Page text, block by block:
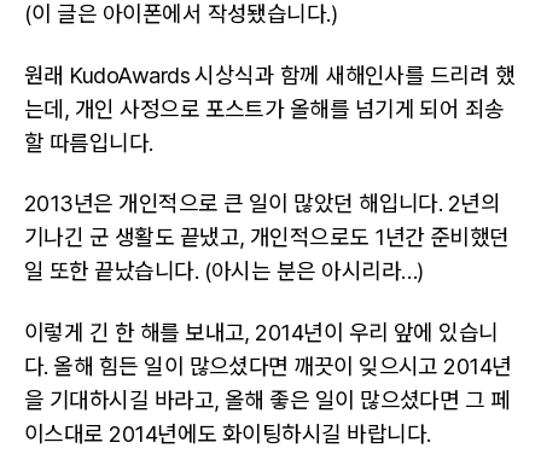
(이 글은 아이폰에서 작성됐습니다.)
원래 KudoAwards 시상식과 함께 새해인사를 드리려 했
는데, 개인 사정으로 포스트가 올해를 넘기게 되어 죄송
할 따름입니다.
2013년은 개인적으로 큰 일이 많았던 해입니다. 2년의
기나긴 군 생활도 끝냈고, 개인적으로도 1년간 준비했던
일 또한 끝났습니다. (아시는 분은 아시리라…)
이렇게 긴 한 해를 보내고, 2014년이 우리 앞에 있습니
다. 올해 힘든 일이 많으셨다면 깨끗이 잊으시고 2014년
을 기대하시길 바라고, 올해 좋은 일이 많으셨다면 그 페
이스대로 2014년에도 화이팅하시길 바랍니다.